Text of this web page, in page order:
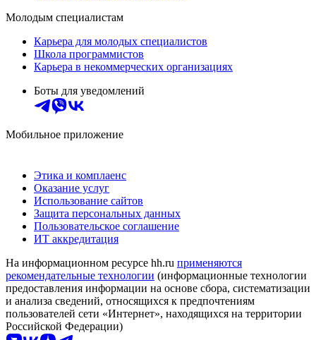
Молодым специалистам
Карьера для молодых специалистов
Школа программистов
Карьера в некоммерческих организациях
Боты для уведомлений
Мобильное приложение
Этика и комплаенс
Оказание услуг
Использование сайтов
Защита персональных данных
Пользовательское соглашение
ИТ аккредитация
На информационном ресурсе hh.ru применяются
рекомендательные технологии (информационные технологии
предоставления информации на основе сбора, систематизации
и анализа сведений, относящихся к предпочтениям
пользователей сети «Интернет», находящихся на территории
Российской Федерации)